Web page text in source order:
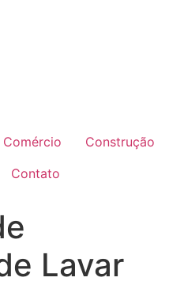
Comércio
Construção
Contato
Lavar